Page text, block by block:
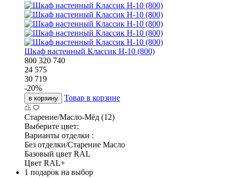
Шкаф настенный Классик Н-10 (800)
800 320 740
24 575
30 719
-20%
в корзину Товар в корзине
Старение/Масло-Мёд (12)
Выберите цвет:
Варианты отделки :
Без отделки/Старение Масло
Базовый цвет RAL
Цвет RAL+
1 подарок на выбор